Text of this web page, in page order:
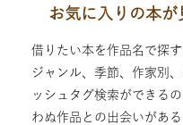
お気に入りの本が
借りたい本を作品名で探す
ジャンル、季節、作家別
ッシュタグ検索ができる
わぬ作品との出会いがあ